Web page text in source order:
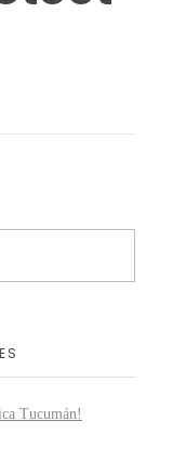
Tucumán!